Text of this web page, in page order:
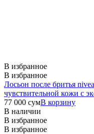
В избранное
В избранное
Лосьон после бритья
чувствительной кожи с
77 000 сумВ корзину
В наличии
В избранное
В избранное